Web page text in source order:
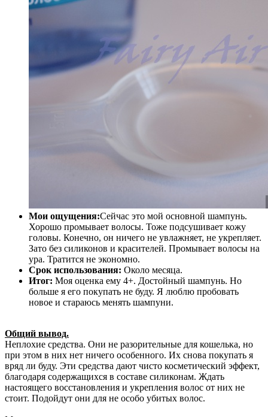
Мои ощущения:Сейчас это мой основной шампунь.
Хорошо промывает волосы. Тоже подсушивает кожу
головы. Конечно, он ничего не увлажняет, не укрепляет.
Зато без силиконов и красителей. Промывает волосы на
ура. Тратится не экономно.
Срок использования: Около месяца.
Итог: Моя оценка ему 4+. Достойный шампунь. Но
больше я его покупать не буду. Я люблю пробовать
новое и стараюсь менять шампуни.
Общий вывод.
Неплохие средства. Они не разорительные для кошелька, но
при этом в них нет ничего особенного. Их снова покупать я
вряд ли буду. Эти средства дают чисто косметический эффект,
благодаря содержащихся в составе силиконам. Ждать
настоящего восстановления и укрепления волос от них не
стоит. Подойдут они для не особо убитых волос.